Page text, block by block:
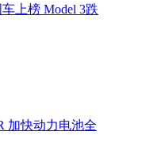
上榜 Model 3跌
加快动力电池全